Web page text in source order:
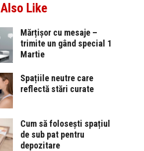
Also Like
Mărțișor cu mesaje –
trimite un gând special 1
Martie
Spațiile neutre care
reflectă stări curate
Cum să folosești spațiul
de sub pat pentru
depozitare